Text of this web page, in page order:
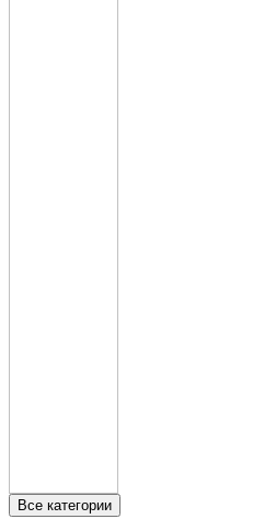
Все категории